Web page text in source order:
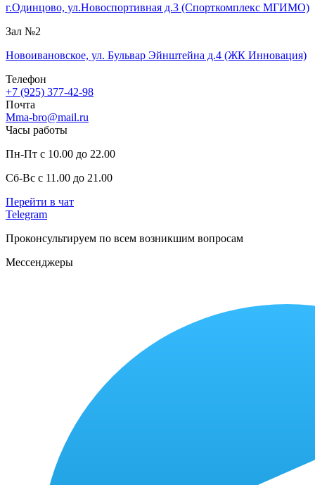
г.Одинцово, ул.Новоспортивная д.3 (Спорткомплекс МГИМО)
Зал №2
Новоивановское, ул. Бульвар Эйнштейна д.4 (ЖК Инновация)
Телефон
+7 (925) 377-42-98
Почта
Mma-bro@mail.ru
Часы работы
Пн-Пт с 10.00 до 22.00
Сб-Вс с 11.00 до 21.00
Перейти в чат
Telegram
Проконсультируем по всем возникшим вопросам
Мессенджеры